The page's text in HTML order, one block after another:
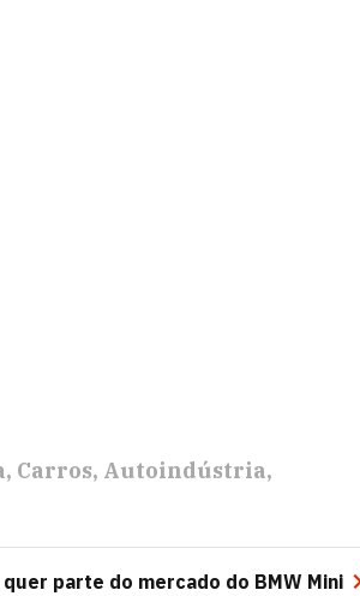
Carros Autoindústria
parte do mercado do BMW Mini